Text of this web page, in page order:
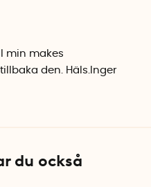
grader.
cm
(hane)
spole för att halsslingan
och
min makes
den. Häls.Inger
du också